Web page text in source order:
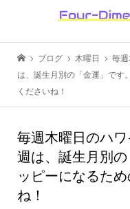
ブログ 木曜日
毎
は、誕生月別の「金運」です
くださいね！
毎週木曜日のハ
週は、誕生月別
ッピーになるた
ね！